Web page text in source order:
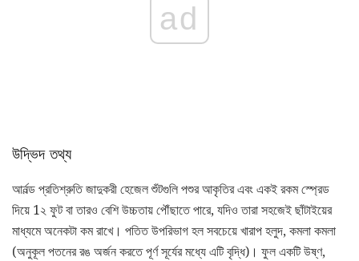
ad
উদ্ভিদ তথ্য
আর্নল্ড প্রতিশ্রুতি জাদুকরী হেজেল শুঁটগুলি পশুর আকৃতির এবং একই রকম স্প্রেড
দিয়ে 1২ ফুট বা তারও বেশি উচ্চতায় পৌঁছাতে পারে, যদিও তারা সহজেই ছাঁটাইয়ের
মাধ্যমে অনেকটা কম রাখে। পতিত উপরিভাগ হল সবচেয়ে খারাপ হলুদ, কমলা কমলা
(অনুকূল পতনের রঙ অর্জন করতে পূর্ণ সূর্যের মধ্যে এটি বৃদ্ধি)। ফুল একটি উষ্ণ,